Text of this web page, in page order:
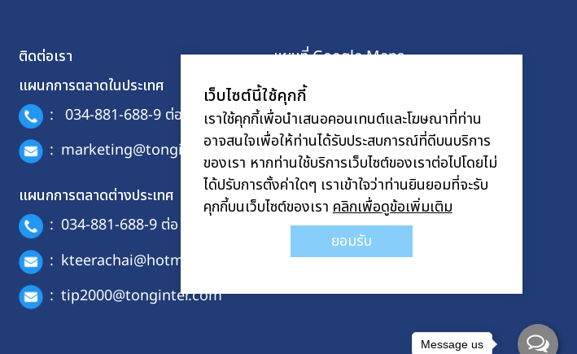
ติดต่อเรา
แผนกการตลาดในประเทศ
: 034-881-688-9 ต่อ 114-115
: marketing@tonginter.com
แผนกการตลาดต่างประเทศ
: 034-881-688-9 ต่อ 401
: kteerachai@hotmail.com
: tip2000@tonginter.com
แผนที่ Google Maps
เว็บไซต์นี้ใช้คุกกี้
เราใช้คุกกี้เพื่อนำเสนอคอนเทนต์และโฆษณาที่ท่าน
อาจสนใจเพื่อให้ท่านได้รับประสบการณ์ที่ดีบนบริการ
ของเรา หากท่านใช้บริการเว็บไซต์ของเราต่อไปโดยไม่
ได้ปรับการตั้งค่าใดๆ เราเข้าใจว่าท่านยินยอมที่จะรับ
คุกกี้บนเว็บไซต์ของเราคลิกเพื่อดูข้อเพิ่มเติม
ยอมรับ
Message us